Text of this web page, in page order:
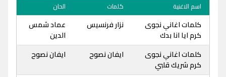
اسم الاغنية كلمات الحان
كلمات اغاني نجوى
كرم ايا انا بدك
نزار فرنسيس
عماد شمس
الدين
كلمات اغاني نجوى
كرم شريك قلبي
ايفان نصوح ايفان نصوح